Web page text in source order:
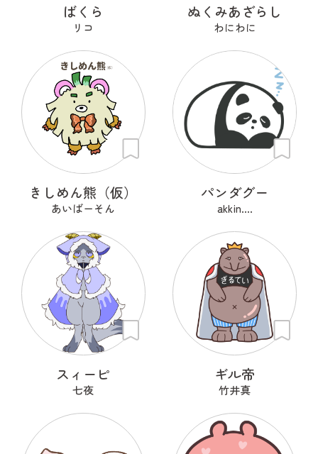
ばくら
リコ
ぬくみあざらし
わにわに
きしめん熊（仮）
あいばーそん
パンダグー
akkin....
スィーピ
七夜
ギル帝
竹井真